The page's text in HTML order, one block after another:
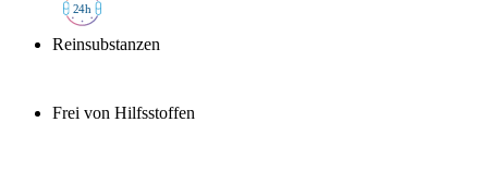
24h
Reinsubstanzen
Frei von Hilfsstoffen